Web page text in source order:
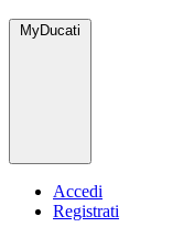
MyDucati
Accedi
Registrati